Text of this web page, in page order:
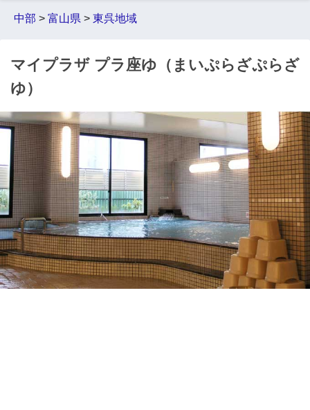
中部 > 富山県 > 東呉地域
マイプラザ プラ座ゆ（まいぷらざぷらざ
ゆ）